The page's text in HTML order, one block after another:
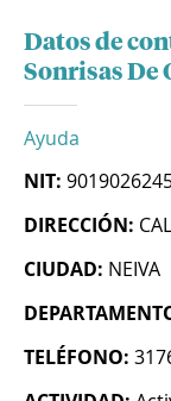
Datos de
Sonrisas De
Ayuda
NIT:
DIRECCIÓN:
CIUDAD: NEIVA
TELÉFONO: